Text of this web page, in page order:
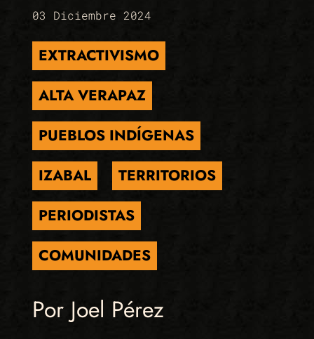
03 Diciembre 2024
EXTRACTIVISMO
ALTA VERAPAZ
PUEBLOS INDÍGENAS
IZABAL
TERRITORIOS
PERIODISTAS
COMUNIDADES
Por Joel Pérez